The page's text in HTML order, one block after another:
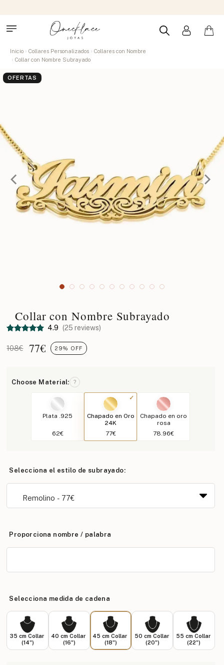
Inicio Collares Personalizados
Collares con Nombre
Collar con Nombre Subrayado
OFERTAS
Collar con Nombre Subrayado
4.9 (25 reviews)
108€ 77€ 29% OFF
Choose Material: ?
Plata .925
62€
Chapado en Oro
24K
77€
Chapado en oro
rosa
78.96€
Selecciona el estilo de subrayado:
Proporciona nombre / palabra
Selecciona medida de cadena
35 cm Collar
(14")
40 cm Collar
(16")
45 cm Collar
(18")
50 cm Collar
(20")
55 cm Collar
(22")